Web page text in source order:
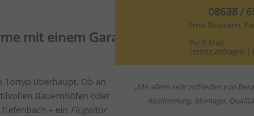
08638 /
Ernst Baumann,
Per E-Mail:
Termin anfragen |
Mit allem sehr zufrieden von
Abstimmung, Montage,
mit einem Garagen-Flügeltor nach
Tortyp überhaupt. Ob an
Bauernhöfen oder
– ein Flügeltor